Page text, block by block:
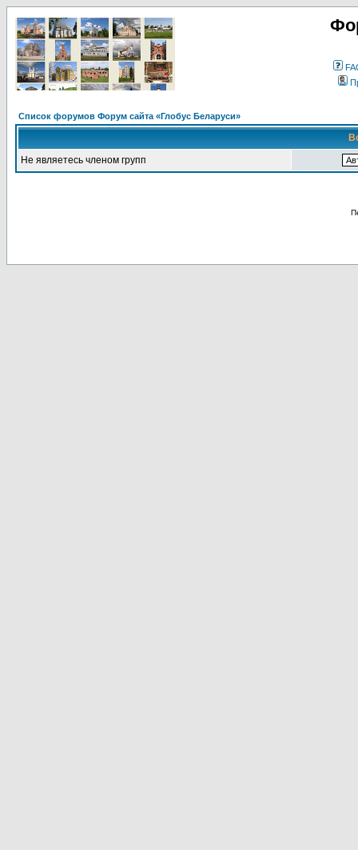
Список форумов Форум сайта «Глобус Беларуси»
Не являетесь членом групп